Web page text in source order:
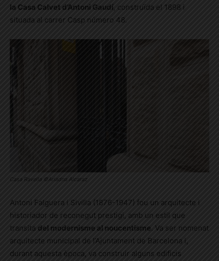
la Casa Calvet d’Antoni Gaudí , construïda el 1898 i
situada al carrer Casp número 48.
Casa Ravella ©Ariadna Alcaraz
Antoni Falguera i Sivilla (1876-1947) fou un arquitecte i
historiador de reconegut prestigi, amb un estil que
transita del modernisme al noucentisme. Va ser nomenat
arquitecte municipal de l’Ajuntament de Barcelona i,
durant aquesta època, va construir alguns edificis